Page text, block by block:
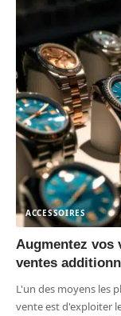
ACCESSOIRES
Augmentez vos
ventes
L'un des moyens les
vente est d'exploiter